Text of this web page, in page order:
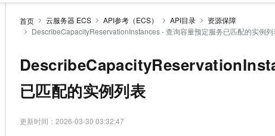
首页 云服务器 ECS API参考（ECS） API目录
资源保障
DescribeCapacityReservationInstances - 查询容量预定服务已匹配的实例列
已匹配的实例列表
更新时间： 2026-03-30 03:32:47
千问AI平台
千问官方
大模型
文本生成
Qwen3.8-Max HOT
精选产品
大模型服务平台百炼 大模型
千问大模型 大模型
多元化、高性能、安全可靠的大模型服务
随时随地安全接入的云上超级电脑
域名与网站
对象存储 OSS
精选解决方案
睿译宝，AI翻译排版一步到位 NEW
GLM-5.2：长任务时代开源旗舰模型
真正可用的 1M 上下文,一次完成代码全链路开发
自主进化，持久记忆，越用越聪明
Qwen Audio：打造专属 AI 语音助手
即刻拥有 DeepSeek-V4-Pro
普惠上云
普惠上云 官方力荐
官方推荐返现计划
推荐新用户得奖励，单订单最高返9万
高校专属算力普惠，学生认证享300元代金券
AI 特惠
智启 AI 普惠权益
阿里云 OPC 创新助力计划
Qwen3.8-Max 首发尝鲜，限时加
产品定价
了解云产品的定价详情
云上成本管理
价格计算器
自助选配和估算价格
价格优势
精选商城
网站建设
友盟天域
观测云
数据与 API
数据集
成为销售伙伴
分销伙伴
销售伙伴合作计划
成为产品伙伴
产品生态集成认证中心
售前咨询
在线服务
售后服务
自助服务
企业增值服务
企业支持计划
为什么选择阿里云
什么是云计算
安全合规
分析师报告
最佳实践
云上春晚